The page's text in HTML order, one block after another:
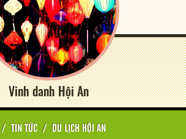
Vinh danh Hội An
/ TIN TỨC / DU LỊCH HỘI AN